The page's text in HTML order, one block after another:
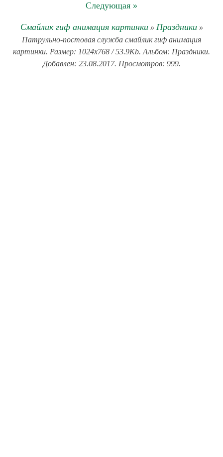
Следующая »
Смайлик гиф анимация картинки» Праздники»
Патрульно-постовая служба смайлик гиф анимация
картинки. Размер: 1024x768 / 53.9Kb. Альбом: Праздники.
Добавлен: 23.08.2017. Просмотров: 999.